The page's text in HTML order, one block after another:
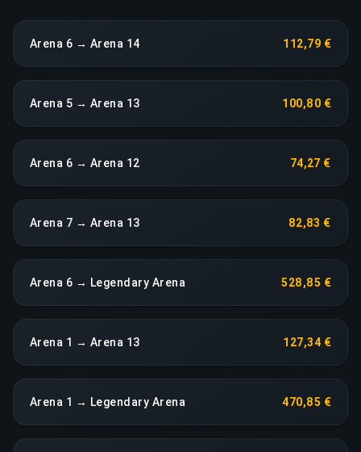
Arena 6 → Arena 14 112,79 €
Arena 5 → Arena 13 100,80 €
Arena 6 → Arena 12 74,27 €
Arena 7 → Arena 13 82,83 €
Arena 6 → Legendary Arena 528,85 €
Arena 1 → Arena 13 127,34 €
Arena 1 → Legendary Arena 470,85 €